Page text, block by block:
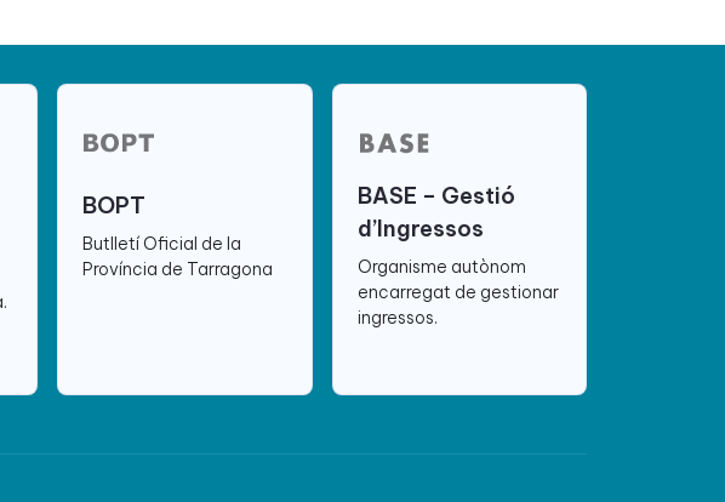
BOPT
Butlletí Oficial de la
Província de Tarragona
BASE – Gestió
d’Ingressos
Organisme autònom
encarregat de gestionar
ingressos.